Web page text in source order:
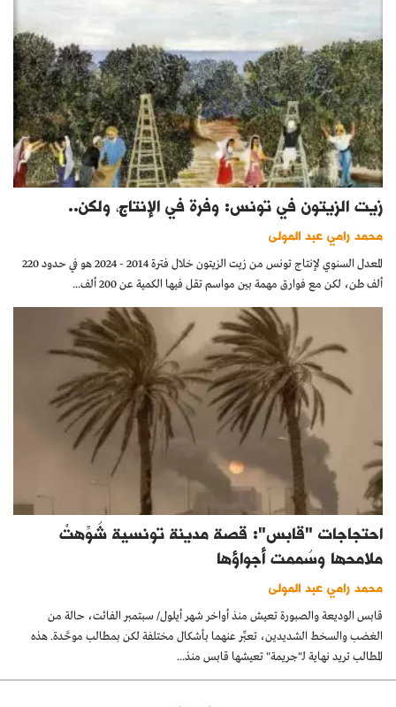
زيت الزيتون في تونس: وفرة في الإنتاج، ولكن..
محمد رامي عبد المولى
المعدل السنوي لإنتاج تونس من زيت الزيتون خلال فترة 2014 - 2024 هو في حدود 220
ألف طن، لكن مع فوارق مهمة بين مواسم تقل فيها الكمية عن 200 ألف...
احتجاجات "قابس": قصة مدينة تونسية شُوِّهتْ
ملامحها وسُممت أجواؤها
محمد رامي عبد المولى
قابس الوديعة والصبورة تعيش منذ أواخر شهر أيلول/ سبتمبر الفائت، حالة من
الغضب والسخط الشديدين، تعبِّر عنهما بأشكال مختلفة لكن بمطالب موحَّدة. هذه
المطالب تريد نهاية لـ"جريمة" تعيشها قابس منذ...